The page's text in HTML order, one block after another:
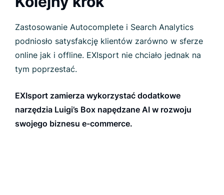
Zastosowanie Autocomplete i Search Analytics
podniosło satysfakcję klientów zarówno w sferze
online jak i offline. EXIsport nie chciało jednak na
tym poprzestać.
EXIsport zamierza wykorzystać dodatkowe
narzędzia Luigi’s Box napędzane AI w rozwoju
swojego biznesu e-commerce.